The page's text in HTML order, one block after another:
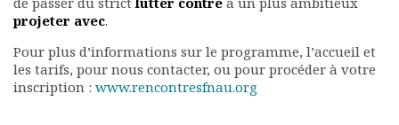
Le bulletin
Présentation du bulletin
Comité de rédaction
Bulletins Villes en
développement
projeter avec.
Pour plus d’informations sur le programme, l’accueil et
les tarifs, pour nous contacter, ou pour procéder à votre
inscription : www.rencontresfnau.org